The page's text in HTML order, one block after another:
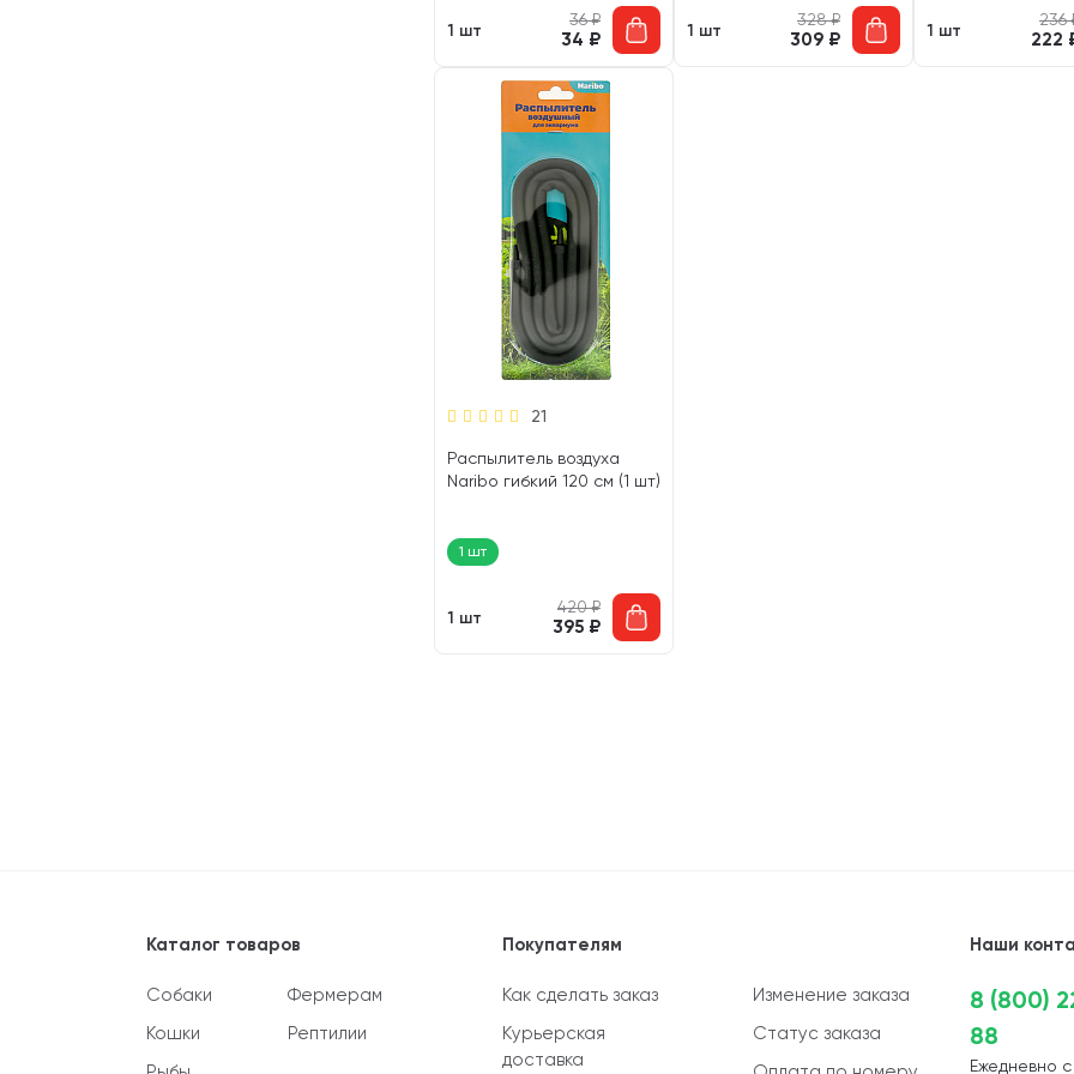
1 шт
36₽
34 ₽ 1 шт
328₽
309 ₽ 1 шт
236
222
21
Распылитель воздуха
Naribo гибкий 120 см (1 шт)
1 шт
1 шт
420₽
395 ₽
Каталог товаров
Собаки
Кошки
Фермерам
Рептилии
Покупателям
Как сделать заказ
Курьерская
доставка
Изменение заказа
Статус заказа
Наши
8 (800)
88
Ежедневно